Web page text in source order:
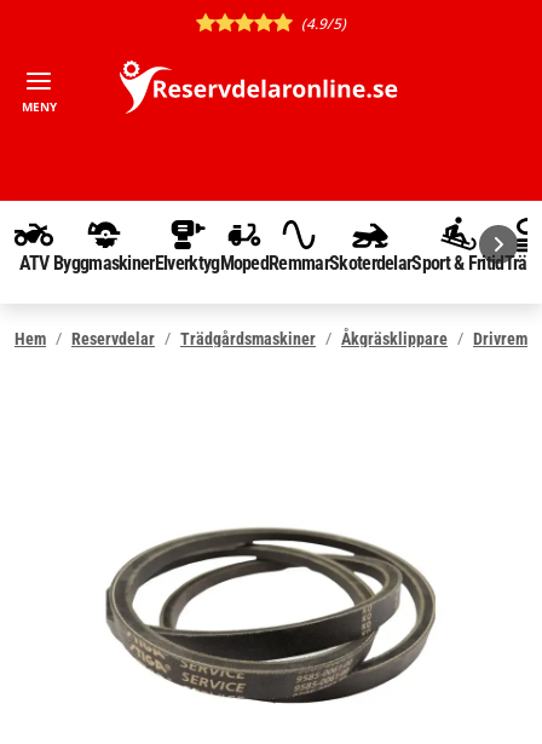
(4.9/5)
MENY
ATV ByggmaskinerElverktygMopedRemmarSkoterdelarSport & Fritid
Hem Reservdelar Trädgårdsmaskiner Åkgräsklippare Drivrem